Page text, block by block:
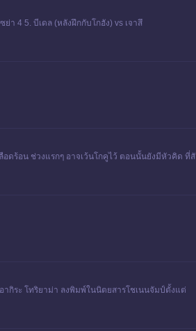
า 4 5. บีเดล (หลังฝึกกับโกฮัง) vs เจาสึ
ดร้อน ช่วงแรกๆ อาจเว้นโกคูไว้ ตอนนั้นยังมีหัวคิด ที่สั
กิระ โทริยาม่า ลงพิมพ์ในนิตยสารโชเนนจัมป์ตั้งแต่